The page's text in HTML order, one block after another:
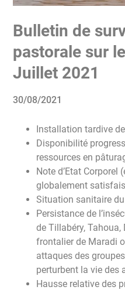
Bulletin de
pastorale sur
Juillet 2021
30/08/2021
Installation tardive
Disponibilité
ressources en
Note d’Etat
globalement
Situation sanitaire
Persistance de
de Tillabéry,
frontalier de Maradi
attaques des
perturbent la vie des
Hausse relative des